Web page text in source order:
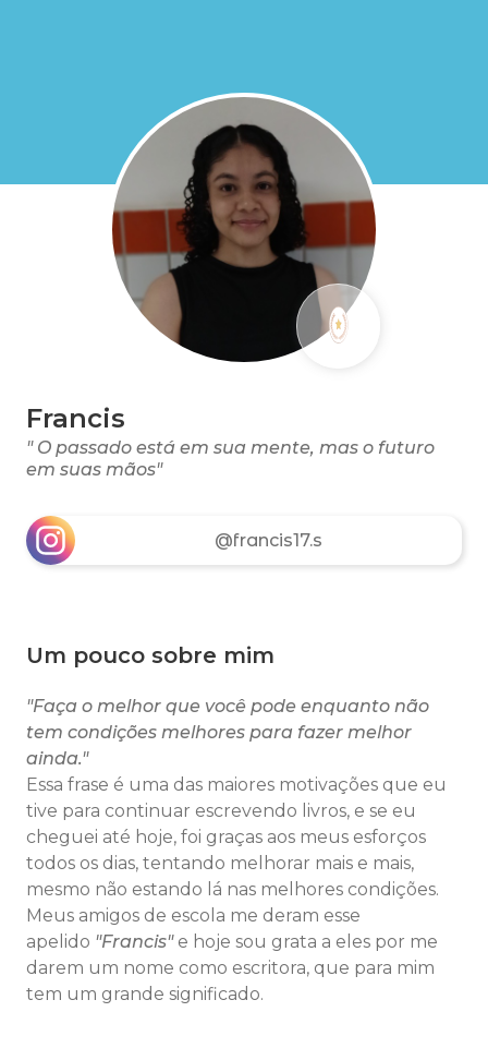
Francis
" O passado está em sua mente, mas o futuro
em suas mãos"
@francis17.s
Um pouco sobre mim
"Faça o melhor que você pode enquanto não
tem condições melhores para fazer melhor
ainda."
Essa frase é uma das maiores motivações que eu
tive para continuar escrevendo livros, e se eu
cheguei até hoje, foi graças aos meus esforços
todos os dias, tentando melhorar mais e mais,
mesmo não estando lá nas melhores condições.
Meus amigos de escola me deram esse
apelido "Francis"e hoje sou grata a eles por me
darem um nome como escritora, que para mim
tem um grande significado.